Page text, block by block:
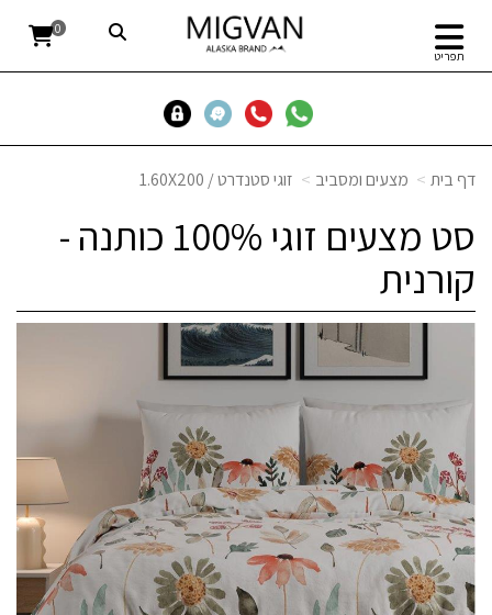
תפריט
0
דף בית מצעים ומסביב זוגי סטנדרט / 1.60X200
סט מצעים זוגי 100% כותנה -
קורנית